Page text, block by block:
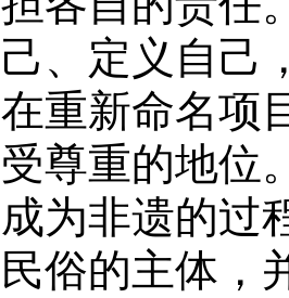
己、定义自己
在重新命名项
受尊重的地位
成为非遗的过
民俗的主体，